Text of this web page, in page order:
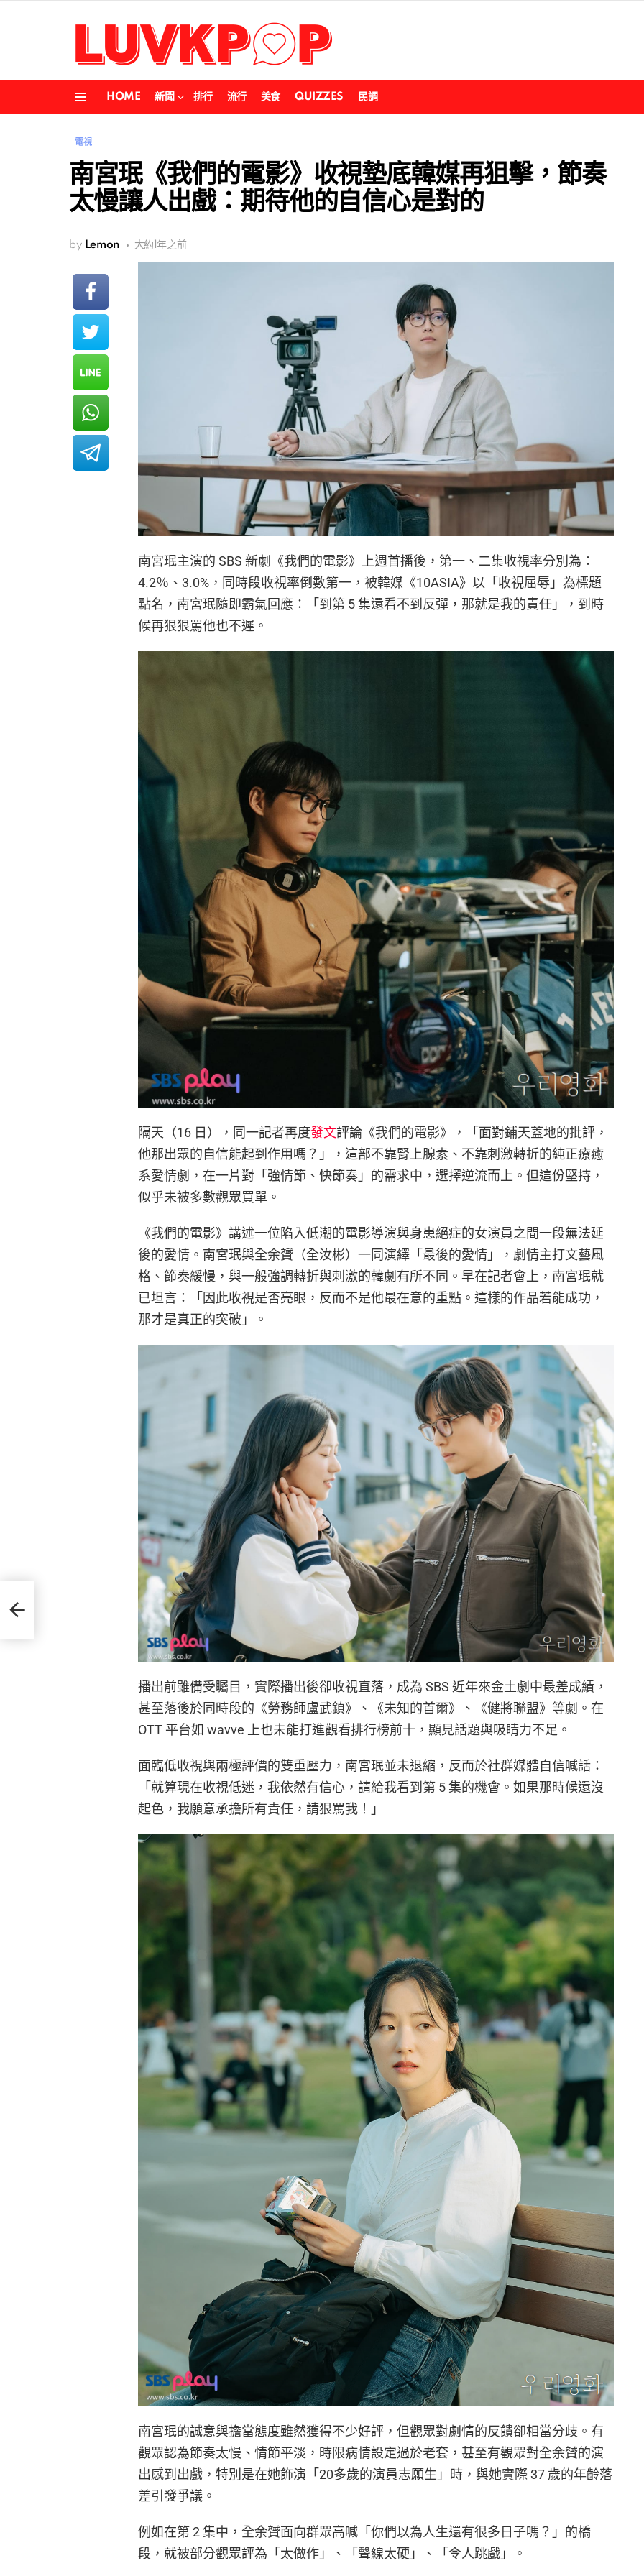
HOME 新聞 排行 流行 美食 QUIZZES 民調
電視
南宮珉《我們的電影》收視墊底韓媒再狙擊，節奏
太慢讓人出戲：期待他的自信心是對的
by Lemon 大約1年之前
南宮珉主演的 SBS 新劇《我們的電影》上週首播後，第一、二集收視率分別為：
4.2％、3.0%，同時段收視率倒數第一，被韓媒《10ASIA》以「收視屈辱」為標題
點名，南宮珉隨即霸氣回應：「到第 5 集還看不到反彈，那就是我的責任」，到時
候再狠狠罵他也不遲。
隔天（16 日），同一記者再度發文評論《我們的電影》，「面對鋪天蓋地的批評，
他那出眾的自信能起到作用嗎？」，這部不靠腎上腺素、不靠刺激轉折的純正療癒
系愛情劇，在一片對「強情節、快節奏」的需求中，選擇逆流而上。但這份堅持，
似乎未被多數觀眾買單。
《我們的電影》講述一位陷入低潮的電影導演與身患絕症的女演員之間一段無法延
後的愛情。南宮珉與全余贇（全汝彬）一同演繹「最後的愛情」，劇情主打文藝風
格、節奏緩慢，與一般強調轉折與刺激的韓劇有所不同。早在記者會上，南宮珉就
已坦言：「因此收視是否亮眼，反而不是他最在意的重點。這樣的作品若能成功，
那才是真正的突破」。
播出前雖備受矚目，實際播出後卻收視直落，成為 SBS 近年來金土劇中最差成績，
甚至落後於同時段的《勞務師盧武鎮》、《未知的首爾》、《健將聯盟》等劇。在
OTT 平台如 wavve 上也未能打進觀看排行榜前十，顯見話題與吸睛力不足。
面臨低收視與兩極評價的雙重壓力，南宮珉並未退縮，反而於社群媒體自信喊話：
「就算現在收視低迷，我依然有信心，請給我看到第 5 集的機會。如果那時候還沒
起色，我願意承擔所有責任，請狠罵我！」
南宮珉的誠意與擔當態度雖然獲得不少好評，但觀眾對劇情的反饋卻相當分歧。有
觀眾認為節奏太慢、情節平淡，時限病情設定過於老套，甚至有觀眾對全余贇的演
出感到出戲，特別是在她飾演「20多歲的演員志願生」時，與她實際 37 歲的年齡落
差引發爭議。
例如在第 2 集中，全余贇面向群眾高喊「你們以為人生還有很多日子嗎？」的橋
段，就被部分觀眾評為「太做作」、「聲線太硬」、「令人跳戲」。